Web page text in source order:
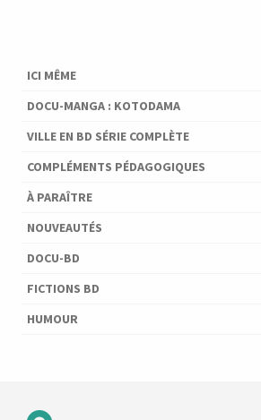
ICI MÊME
DOCU-MANGA : KOTODAMA
VILLE EN BD SÉRIE COMPLÈTE
COMPLÉMENTS PÉDAGOGIQUES
À PARAÎTRE
NOUVEAUTÉS
DOCU-BD
FICTIONS BD
HUMOUR